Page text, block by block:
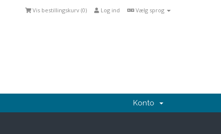
Vælg sprog
Log ind
Vis bestillingskurv (0)
Konto